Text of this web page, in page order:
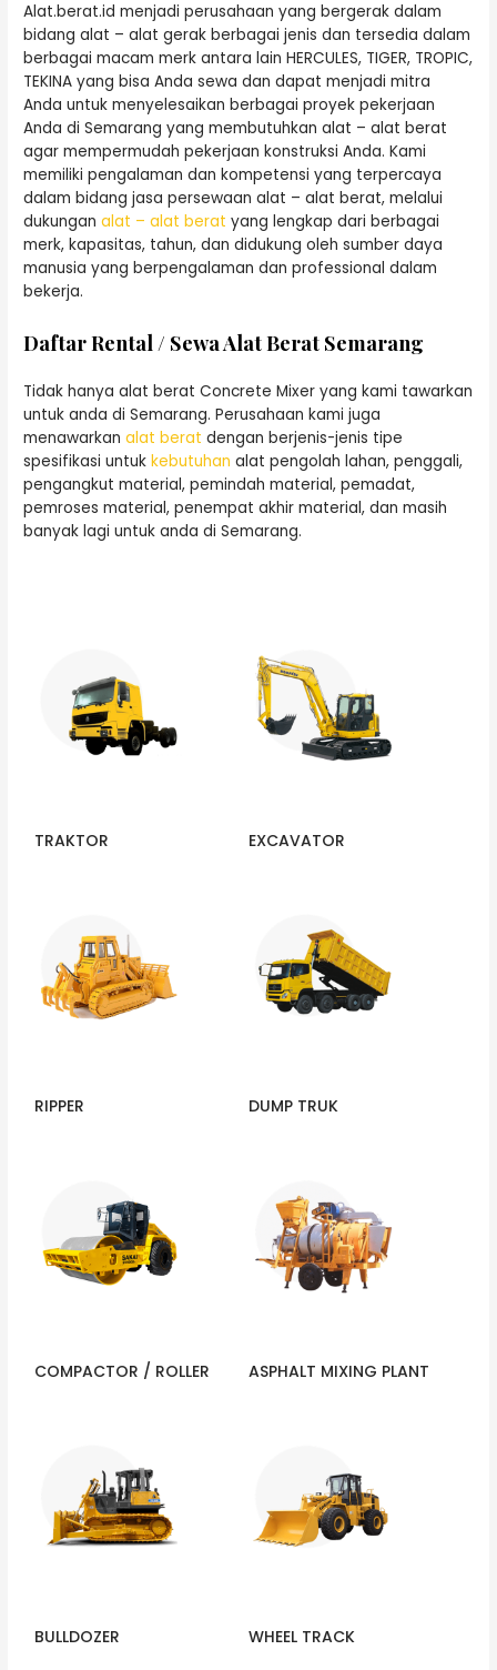
Alat.berat.id menjadi perusahaan yang bergerak dalam
bidang alat – alat gerak berbagai jenis dan tersedia dalam
berbagai macam merk antara lain HERCULES, TIGER, TROPIC,
TEKINA yang bisa Anda sewa dan dapat menjadi mitra
Anda untuk menyelesaikan berbagai proyek pekerjaan
Anda di Semarang yang membutuhkan alat – alat berat
agar mempermudah pekerjaan konstruksi Anda. Kami
memiliki pengalaman dan kompetensi yang terpercaya
dalam bidang jasa persewaan alat – alat berat, melalui
dukunganalat – alat berat yang lengkap dari berbagai
merk, kapasitas, tahun, dan didukung oleh sumber daya
manusia yang berpengalaman dan professional dalam
bekerja.
Daftar Rental / Sewa Alat Berat Semarang
Tidak hanya alat berat Concrete Mixer yang kami tawarkan
untuk anda di Semarang. Perusahaan kami juga
menawarkanalat berat dengan berjenis-jenis tipe
spesifikasi untukkebutuhan alat pengolah lahan, penggali,
pengangkut material, pemindah material, pemadat,
pemroses material, penempat akhir material, dan masih
banyak lagi untuk anda di Semarang.
TRAKTOR
RIPPER
COMPACTOR / ROLLER
BULLDOZER
EXCAVATOR
DUMP TRUK
ASPHALT MIXING PLANT
WHEEL TRACK